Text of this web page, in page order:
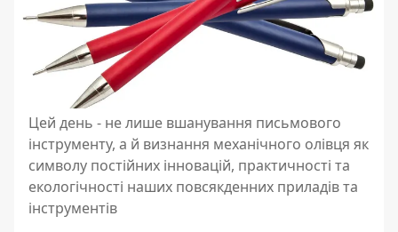
Цей день - не лише вшанування письмового
інструменту, а й визнання механічного олівця як
символу постійних інновацій, практичності та
екологічності наших повсякденних приладів та
інструментів